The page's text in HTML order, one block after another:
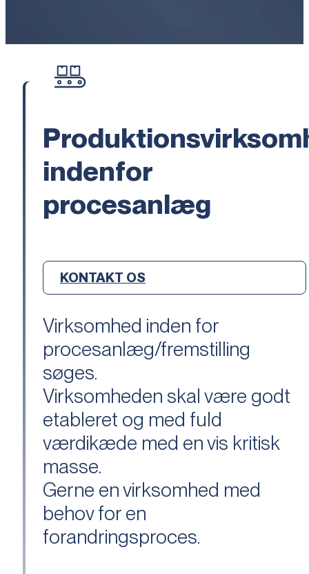
indenfor
procesanlæg
KONTAKT OS
Virksomhed inden for
procesanlæg/fremstilling
søges.
Virksomheden skal være godt
etableret og med fuld
værdikæde med en vis kritisk
masse.
Gerne en virksomhed med
behov for en
forandringsproces.